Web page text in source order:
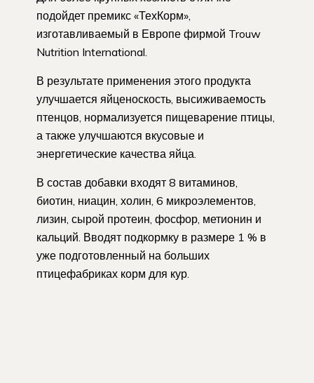
подойдет премикс «ТехКорм»,
изготавливаемый в Европе фирмой Trouw
Nutrition International.
В результате применения этого продукта
улучшается яйценоскость, высиживаемость
птенцов, нормализуется пищеварение птицы,
а также улучшаются вкусовые и
энергетические качества яйца.
В состав добавки входят 8 витаминов,
биотин, ниацин, холин, 6 микроэлементов,
лизин, сырой протеин, фосфор, метионин и
кальций. Вводят подкормку в размере 1 % в
уже подготовленный на больших
птицефабриках корм для кур.